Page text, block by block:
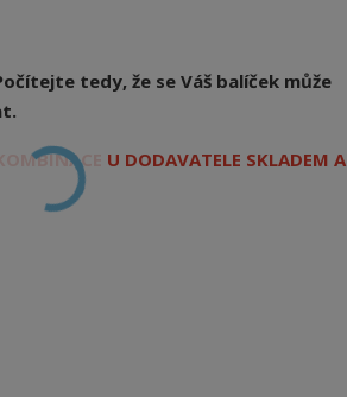
tedy, že se Váš balíček může
U DODAVATELE SKLADEM A